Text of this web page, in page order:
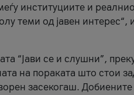
институциите и
теми од јавен интерес“,
“Јави се и слушни”, преку
на пораката што стои
засекогаш.